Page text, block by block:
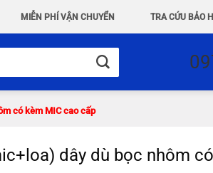
MIỄN PHÍ VẬN CHUYỂN TRA CỨU BẢO
có kèm MIC cao cấp
dây dù bọc nhôm